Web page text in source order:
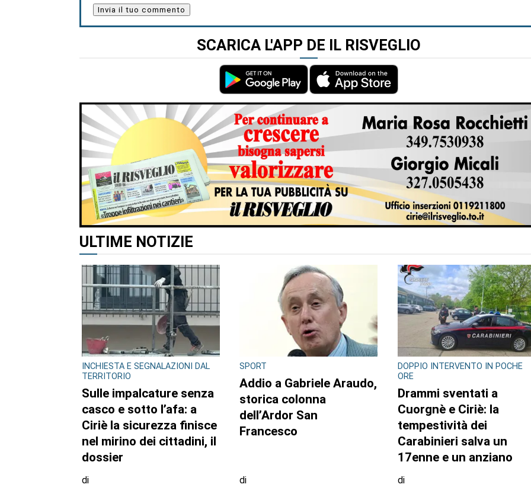
SCARICA L'APP DE IL RISVEGLIO
ALTRI ARTICOLI DI QUESTO AUTORE
ULTIME NOTIZIE
INCHIESTA E SEGNALAZIONI DAL
Sulle impalcature senza
casco e sotto l’afa: a
nel mirino dei cittadini, il
Addio a Gabriele Araudo,
DOPPIO INTERVENTO IN POCHE
Drammi sventati a
Cuorgnè e Ciriè: la
Carabinieri salva un